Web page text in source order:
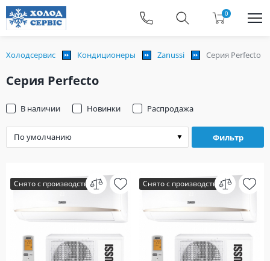
0
Холодсервис Кондиционеры Zanussi Серия Perfecto
Серия Perfecto
Фильтр
В наличии Новинки Распродажа
Снято с производства Снято с производства